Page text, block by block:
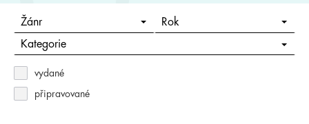
Žánr Rok
Kategorie
vydané
připravované